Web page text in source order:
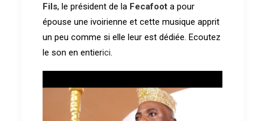
Fils, le président de la Fecafoot a pour
épouse une ivoirienne et cette musique apprit
un peu comme si elle leur est dédiée. Ecoutez
le son en entierici